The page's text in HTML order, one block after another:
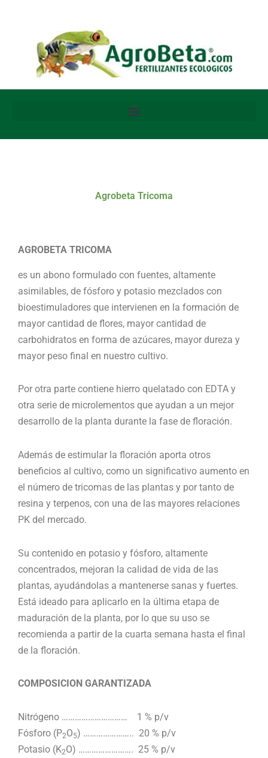
contenido
Agrobeta Tricoma
AGROBETA TRICOMA
es un abono formulado con fuentes, altamente
asimilables, de fósforo y potasio mezclados con
bioestimuladores que intervienen en la formación de
mayor cantidad de flores, mayor cantidad de
carbohidratos en forma de azúcares, mayor dureza y
mayor peso final en nuestro cultivo.
Por otra parte contiene hierro quelatado con EDTA y
otra serie de microlementos que ayudan a un mejor
desarrollo de la planta durante la fase de floración.
Además de estimular la floración aporta otros
beneficios al cultivo, como un significativo aumento en
el número de tricomas de las plantas y por tanto de
resina y terpenos, con una de las mayores relaciones
PK del mercado.
Su contenido en potasio y fósforo, altamente
concentrados, mejoran la calidad de vida de las
plantas, ayudándolas a mantenerse sanas y fuertes.
Está ideado para aplicarlo en la última etapa de
maduración de la planta, por lo que su uso se
recomienda a partir de la cuarta semana hasta el final
de la floración.
COMPOSICION GARANTIZADA
Nitrógeno ………………………… 1 % p/v
Fósforo (P2O5) ………………….. 20 % p/v
Potasio (K2O) ……………………. 25 % p/v